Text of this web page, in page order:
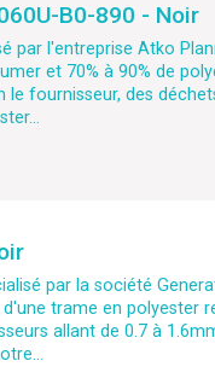
B0-890 - Noir
par l'entreprise Atko
et 70% à 90% de
fournisseur, des
par la société
trame en polyester
allant de 0.7 à